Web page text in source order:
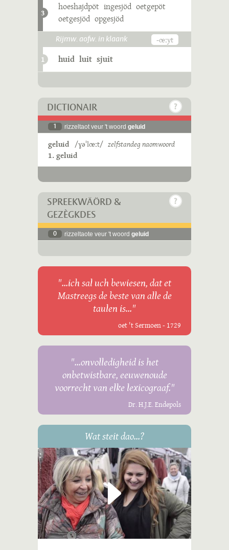
3
hoeshajdpöt ingesjöd oetgepöt
oetgesjöd opgesjöd
Rijmw. aofw. in klaank -œːyt
1 huid luit sjuit
DICTIONAIR
1 rizzeltaot veur 't woord geluid
geluid /ɣəˈlœːt/ zelfstandeg naomwoord
1. geluid
SPREEKWÄÖRD &
GEZÈGKDES
0 rizzeltaote veur 't woord geluid
"...ich sal uch bewiesen, dat et
Mastreegs de beste van alle de
taulen is..."
oet 't Sermoen - 1729
"...onvolledigheid is het
onbetwistbare, eeuwenoude
voorrecht van elke lexicograaf."
Dr. H.J.E. Endepols
Wat steit dao...?